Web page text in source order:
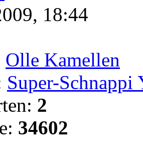
18:44
Olle Kamellen
Super-Schnappi
2
34602